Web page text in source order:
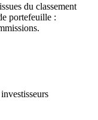
du classement
portefeuille :